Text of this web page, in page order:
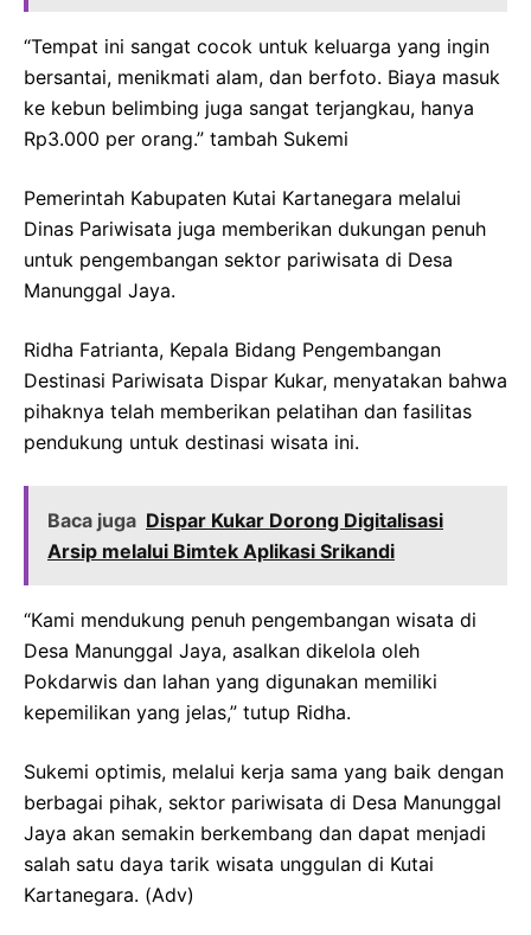
“Tempat ini sangat cocok untuk keluarga yang ingin
bersantai, menikmati alam, dan berfoto. Biaya masuk
ke kebun belimbing juga sangat terjangkau, hanya
Rp3.000 per orang.” tambah Sukemi
Pemerintah Kabupaten Kutai Kartanegara melalui
Dinas Pariwisata juga memberikan dukungan penuh
untuk pengembangan sektor pariwisata di Desa
Manunggal Jaya.
Ridha Fatrianta, Kepala Bidang Pengembangan
Destinasi Pariwisata Dispar Kukar, menyatakan bahwa
pihaknya telah memberikan pelatihan dan fasilitas
pendukung untuk destinasi wisata ini.
Baca juga Dispar Kukar Dorong Digitalisasi
Arsip melalui Bimtek Aplikasi Srikandi
“Kami mendukung penuh pengembangan wisata di
Desa Manunggal Jaya, asalkan dikelola oleh
Pokdarwis dan lahan yang digunakan memiliki
kepemilikan yang jelas,” tutup Ridha.
Sukemi optimis, melalui kerja sama yang baik dengan
berbagai pihak, sektor pariwisata di Desa Manunggal
Jaya akan semakin berkembang dan dapat menjadi
salah satu daya tarik wisata unggulan di Kutai
Kartanegara. (Adv)